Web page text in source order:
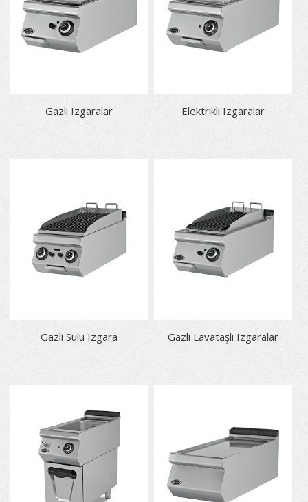
Gazlı Izgaralar Elektrikli Izgaralar
Gazlı Sulu Izgara Gazlı Lavataşlı Izgaralar